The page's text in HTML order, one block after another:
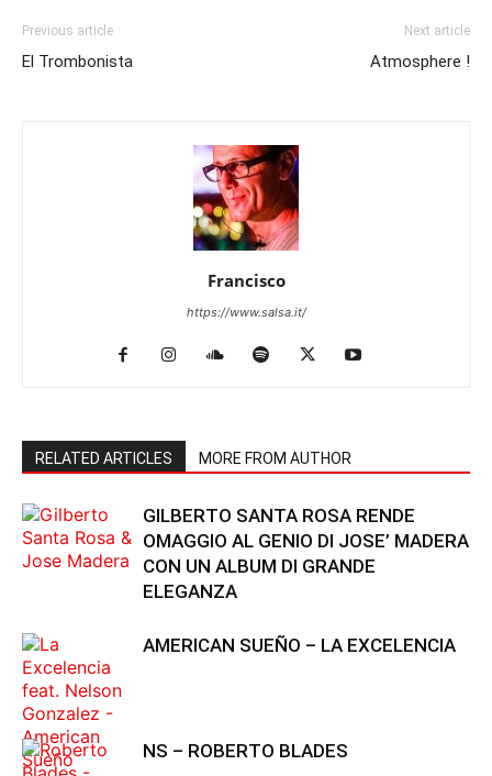
Previous article
El Trombonista
Next article
Atmosphere !
Francisco
https://www.salsa.it/
RELATED ARTICLES MORE FROM AUTHOR
GILBERTO SANTA ROSA RENDE
OMAGGIO AL GENIO DI JOSE’ MADERA
CON UN ALBUM DI GRANDE
ELEGANZA
AMERICAN SUEÑO – LA EXCELENCIA
NS – ROBERTO BLADES